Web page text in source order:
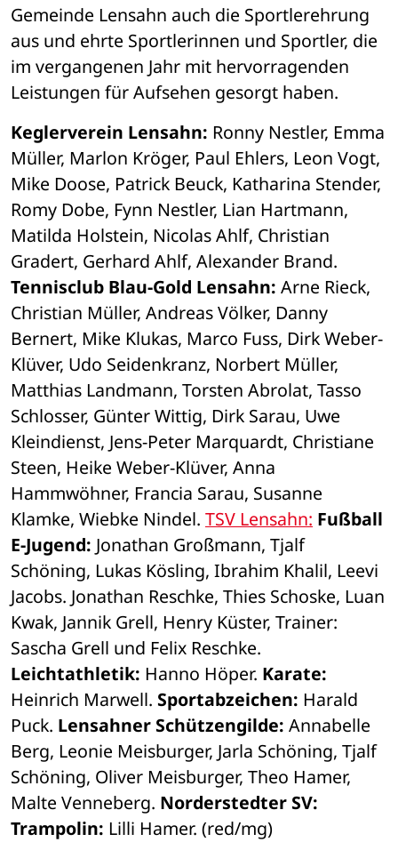
Gemeinde Lensahn auch die Sportlerehrung
aus und ehrte Sportlerinnen und Sportler, die
im vergangenen Jahr mit hervorragenden
Leistungen für Aufsehen gesorgt haben.
Keglerverein Lensahn: Ronny Nestler, Emma
Müller, Marlon Kröger, Paul Ehlers, Leon Vogt,
Mike Doose, Patrick Beuck, Katharina Stender,
Romy Dobe, Fynn Nestler, Lian Hartmann,
Matilda Holstein, Nicolas Ahlf, Christian
Tennisclub Blau-Gold Lensahn: Arne Rieck,
Christian Müller, Andreas Völker, Danny
Bernert, Mike Klukas, Marco Fuss, Dirk Weber-
Klüver, Udo Seidenkranz, Norbert Müller,
Matthias Landmann, Torsten Abrolat, Tasso
Schlosser, Günter Wittig, Dirk Sarau, Uwe
Kleindienst, Jens-Peter Marquardt, Christiane
Steen, Heike Weber-Klüver, Anna
Hammwöhner, Francia Sarau, Susanne
Klamke, Wiebke Nindel. TSV Lensahn: Fußball
E-Jugend: Jonathan Großmann, Tjalf
Schöning, Lukas Kösling, Ibrahim Khalil, Leevi
Jacobs. Jonathan Reschke, Thies Schoske, Luan
Kwak, Jannik Grell, Henry Küster, Trainer:
Leichtathletik: Hanno Höper. Karate:
Heinrich Marwell. Sportabzeichen: Harald
Puck. Lensahner Schützengilde: Annabelle
Berg, Leonie Meisburger, Jarla Schöning, Tjalf
Schöning, Oliver Meisburger, Theo Hamer,
Malte Venneberg. Norderstedter SV:
Trampolin: Lilli Hamer. (red/mg)